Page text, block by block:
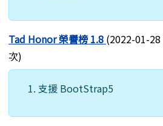
Tad Honor 榮譽榜 1.8 (2022-01-
次)
支援 BootStrap5